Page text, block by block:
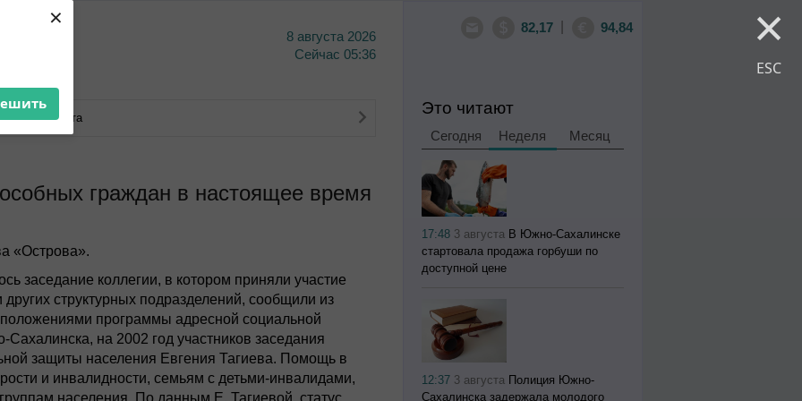
× ×
ESC
8 августа 2026
Сейчас 05:36
82,17 94,84
счета
граждан в настоящее время
«Острова».
заседание коллегии, в котором приняли участие
структурных подразделений, сообщили из
программы адресной социальной
на 2002 год участников заседания
защиты населения Евгения Тагиева. Помощь в
и инвалидности, семьям с детьми-инвалидами,
населения. По данным Е. Тагиевой, статус
Это читают
Сегодня Неделя Месяц
17:48 3 августа В Южно-Сахалинске
стартовала продажа горбуши по
доступной цене
12:37 3 августа Полиция Южно-
Сахалинска задержала молодого